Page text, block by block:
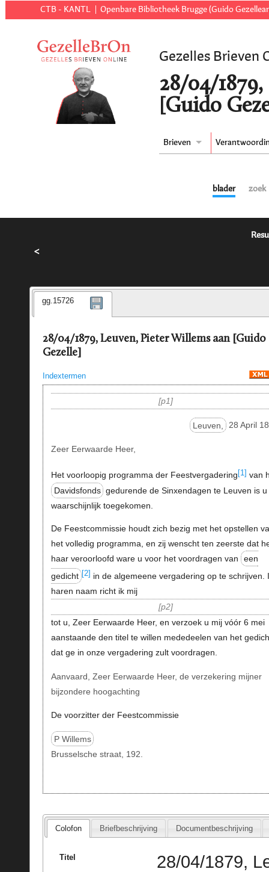
CTB - KANTL Openbare Bibliotheek Brugge (Guido
Gezelles Brieven
28/04/
[Guido
Brieven
blader zoek
<
gg.15726
28/04/1879, Leuven, Pieter Willems aan [Guido
Gezelle]
Indextermen
p1
Leuven, 28 April
Zeer Eerwaarde Heer,
Het voorloopig programma der Feestvergadering [1] van
Davidsfonds gedurende de Sinxendagen te Leuven is u
waarschijnlijk toegekomen.
De Feestcommissie houdt zich bezig met het opstellen
het volledig programma, en zij wenscht ten zeerste dat
haar veroorloofd ware u voor het voordragen van
een
gedicht [2] in de algemeene vergadering op te schrijven.
haren naam richt ik mij
p2
tot u, Zeer Eerwaarde Heer, en verzoek u mij vóór 6 mei
aanstaande den titel te willen mededeelen van het
dat ge in onze vergadering zult voordragen.
Aanvaard, Zeer Eerwaarde Heer, de verzekering mijner
bijzondere hoogachting
De voorzitter der Feestcommissie
P Willems
Brusselsche straat, 192.
Colofon Briefbeschrijving Documentbeschrijving
Titel
28/04/1879,